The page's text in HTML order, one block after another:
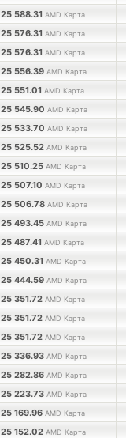
25 588.31 AMD Карта
25 576.31 AMD Карта
25 576.31 AMD Карта
25 556.39 AMD Карта
25 551.01 AMD Карта
25 545.90 AMD Карта
25 533.70 AMD Карта
25 525.52 AMD Карта
25 510.25 AMD Карта
25 507.10 AMD Карта
25 506.78 AMD Карта
25 493.45 AMD Карта
25 487.41 AMD Карта
25 450.31 AMD Карта
25 444.59 AMD Карта
25 351.72 AMD Карта
25 351.72 AMD Карта
25 351.72 AMD Карта
25 336.93 AMD Карта
25 282.86 AMD Карта
25 223.73 AMD Карта
25 169.96 AMD Карта
25 152.02 AMD Карта